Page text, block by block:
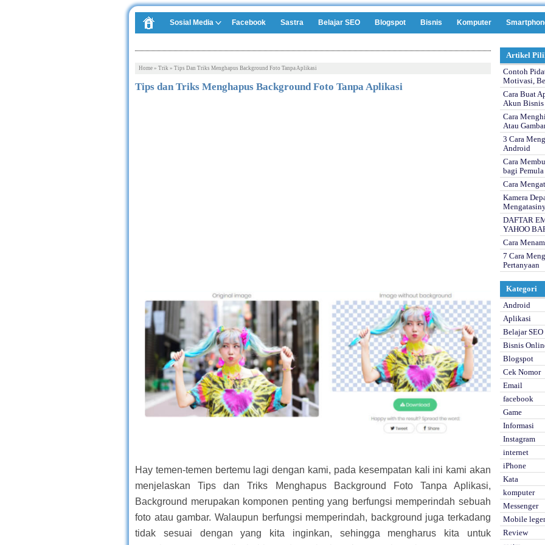
Sosial Media Facebook Sastra Belajar SEO Blogspot Bisnis Komputer
Home » Trik » Tips Dan Triks Menghapus Background Foto Tanpa Aplikasi
Tips dan Triks Menghapus Background Foto Tanpa Aplikasi
Hay temen-temen bertemu lagi dengan kami, pada kesempatan kali ini kami akan
menjelaskan Tips dan Triks Menghapus Background Foto Tanpa Aplikasi,
Background merupakan komponen penting yang berfungsi memperindah sebuah
foto atau gambar. Walaupun berfungsi memperindah, background juga terkadang
tidak sesuai dengan yang kita inginkan, sehingga mengharus kita untuk
Artikel
Contoh
Motivasi,
Cara Buat
Akun Bisnis
Cara
Atau
3 Cara
Android
Cara
bagi Pemula
Cara
Kamera
DAFTAR
YAHOO
Cara
7 Cara
Pertanyaan
Kategori
Android
Aplikasi
Belajar SEO
Bisnis
Blogspot
Cek Nomor
Email
facebook
Game
Informasi
Instagram
internet
iPhone
Kata
komputer
Messenger
Mobile
Review